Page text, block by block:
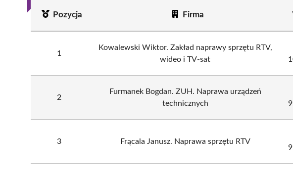
Pozycja Firma
1
Kowalewski Wiktor. Zakład naprawy sprzętu RTV,
wideo i TV-sat
2
Furmanek Bogdan. ZUH. Naprawa urządzeń
technicznych
3 Frącala Janusz. Naprawa sprzętu RTV